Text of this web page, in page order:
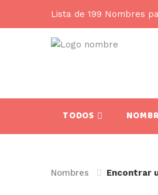
Lista de 199 Nombres
TODOS
Nombres Encontrar